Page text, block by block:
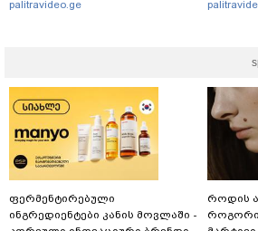
palitravideo.ge
ფერმენტირებული
ინგრედიენტები კანის მოვლაში -
როდის